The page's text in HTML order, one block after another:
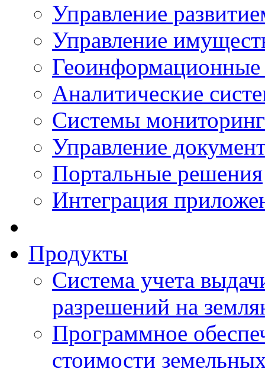
Управление
Управление
Аналитические
Системы
Управление
Портальные решения
Интеграция
Продукты
Система учета
разрешений на
Программное
стоимости